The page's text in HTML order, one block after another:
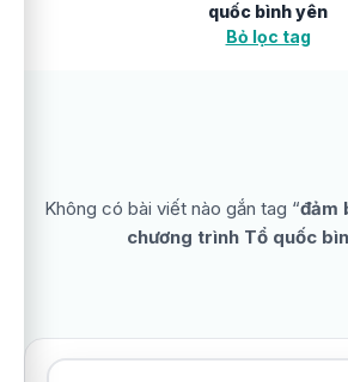
quốc bình yên
Bỏ lọc tag
Không có bài viết nào gắn tag “đảm
chương trình Tổ quốc